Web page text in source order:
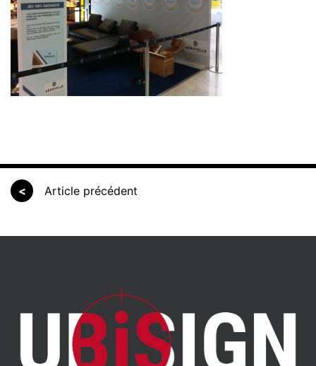
< Article précédent